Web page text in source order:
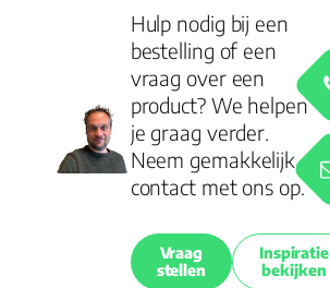
Hulp nodig bij een
bestelling of een
vraag over een
product? We helpen
je graag verder.
Neem gemakkelijk
contact met ons op.
Vraag
stellen
Inspiratie
bekijken